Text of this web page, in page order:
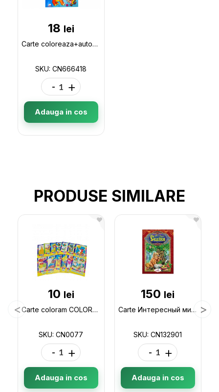
18 lei
Carte coloreaza+autocol. Animale indragite CN666418
SKU: CN666418
- +
Adauga in cos
PRODUSE SIMILARE
10 lei
Carte coloram COLORAM- MIX CN0077
SKU: CN0077
- +
Adauga in cos
150 lei
Carte Интересный мир_Сказки А.Пушкин CN132901
SKU: CN132901
- +
Adauga in cos